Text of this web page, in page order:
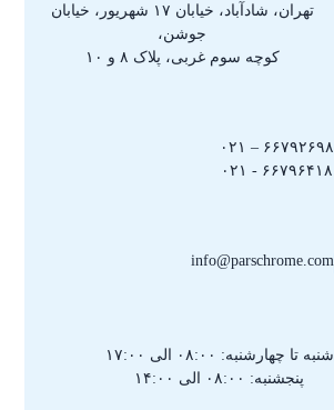
تهران، شادآباد، خیابان ۱۷ شهریور، خیابان
جوشن،
کوچه سوم غربی، پلاک ۸ و ۱۰
۶۶۷۹۲۶۹۸ – ۰۲۱
۶۶۷۹۶۴۱۸ - ۰۲۱
info@parschrome.com
شنبه تا چهارشنبه: ۰۸:۰۰ الی ۱۷:۰۰
پنجشنبه: ۰۸:۰۰ الی ۱۴:۰۰